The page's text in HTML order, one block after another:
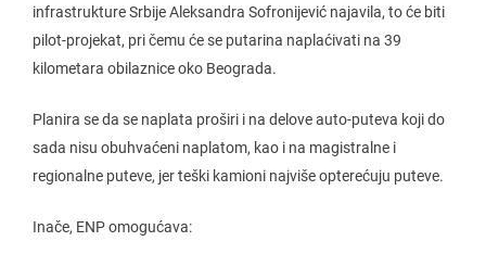
infrastrukture Srbije Aleksandra Sofronijević najavila, to će biti
pilot-projekat, pri čemu će se putarina naplaćivati na 39
kilometara obilaznice oko Beograda.
Planira se da se naplata proširi i na delove auto-puteva koji do
sada nisu obuhvaćeni naplatom, kao i na magistralne i
regionalne puteve, jer teški kamioni najviše opterećuju puteve.
Inače, ENP omogućava: